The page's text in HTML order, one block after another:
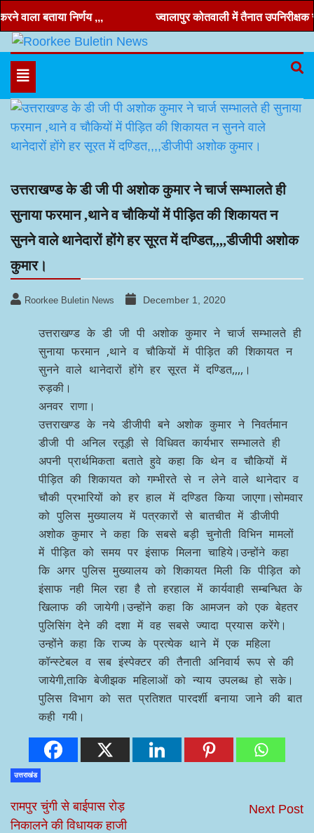
Skip
to
content
बताया निर्णय ,,, ज्वालापुर कोतवाली में तैनात उपनिरीक्षक
Roorkee Buletin News
Hindi news, roorkee news, Uttarakhand news
Toggle
navigation
उत्तराखण्ड के डी जी पी अशोक कुमार ने चार्ज सम्भालते ही
सुनाया फरमान ,थाने व चौकियों में पीड़ित की शिकायत न
सुनने वाले थानेदारों होंगे हर सूरत में दण्डित,,,,डीजीपी अशोक
कुमार।
Roorkee Buletin News December 1, 2020
उत्तराखण्ड के डी जी पी अशोक कुमार ने चार्ज सम्भालते ही
सुनाया फरमान ,थाने व चौकियों में पीड़ित की शिकायत न
सुनने वाले थानेदारों होंगे हर सूरत में दण्डित,,,,।
रुड़की।
अनवर राणा।
उत्तराखण्ड के नये डीजीपी बने अशोक कुमार ने निवर्तमान
डीजी पी अनिल रतूड़ी से विधिवत कार्यभार सम्भालते ही
अपनी प्रार्थमिकता बताते हुवे कहा कि थेन व चौकियों में
पीड़ित की शिकायत को गम्भीरते से न लेने वाले थानेदार व
चौकी प्रभारियों को हर हाल में दण्डित किया जाएगा।सोमवार
को पुलिस मुख्यालय में पत्रकारों से बातचीत में डीजीपी
अशोक कुमार ने कहा कि सबसे बड़ी चुनोती विभिन मामलों
में पीड़ित को समय पर इंसाफ मिलना चाहिये।उन्होंने कहा
कि अगर पुलिस मुख्यालय को शिकायत मिली कि पीड़ित को
इंसाफ नही मिल रहा है तो हरहाल में कार्यवाही सम्बन्धित के
खिलाफ की जायेगी।उन्होंने कहा कि आमजन को एक बेहतर
पुलिसिंग देने की दशा में वह सबसे ज्यादा प्रयास करेंगे।
उन्होंने कहा कि राज्य के प्रत्येक थाने में एक महिला
कॉन्स्टेबल व सब इंस्पेक्टर की तैनाती अनिवार्य रूप से की
जायेगी,ताकि बेजीझक महिलाओं को न्याय उपलब्ध हो सके।
पुलिस विभाग को सत प्रतिशत पारदर्शी बनाया जाने की बात
कही गयी।
उत्तराखंड
रामपुर चुंगी से बाईपास रोड़
निकालने की विधायक हाजी
Next Post